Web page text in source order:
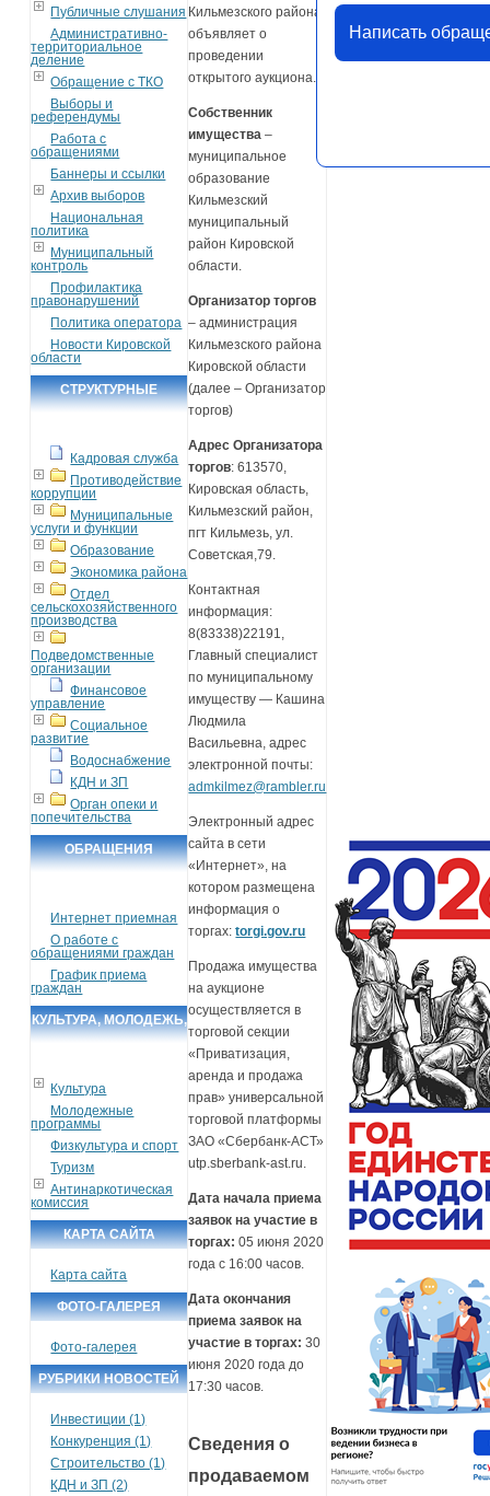
Публичные слушания
Административно-
территориальное
деление
Обращение с ТКО
Выборы и
референдумы
Работа с
обращениями
Баннеры и ссылки
Архив выборов
Национальная
политика
Муниципальный
контроль
Профилактика
правонарушений
Политика оператора
Новости Кировской
области
СТРУКТУРНЫЕ
Кадровая служба
Противодействие
коррупции
Муниципальные
услуги и функции
Образование
Экономика района
Отдел
сельскохозяйственного
производства
Подведомственные
организации
Финансовое
управление
Социальное
развитие
Водоснабжение
КДН и ЗП
Орган опеки и
попечительства
ОБРАЩЕНИЯ
Интернет приемная
О работе с
обращениями граждан
График приема
граждан
КУЛЬТУРА, МОЛОДЕЖЬ,
Культура
Молодежные
программы
Физкультура и спорт
Туризм
Антинаркотическая
комиссия
КАРТА САЙТА
Карта сайта
ФОТО-ГАЛЕРЕЯ
Фото-галерея
РУБРИКИ НОВОСТЕЙ
Инвестиции (1)
Конкуренция (1)
Строительство (1)
КДН и ЗП (2)
Кильмезского района
объявляет о
проведении
открытого аукциона.
Собственник
имущества–
муниципальное
образование
Кильмезский
муниципальный
район Кировской
области.
Организатор торгов
– администрация
Кильмезского района
Кировской области
(далее – Организатор
торгов)
Адрес Организатора
торгов: 613570,
Кировская область,
Кильмезский район,
пгт Кильмезь, ул.
Советская,79.
Контактная
информация:
8(83338)22191,
Главный специалист
по муниципальному
имуществу — Кашина
Людмила
Васильевна, адрес
электронной почты:
admkilmez@rambler.ru
Электронный адрес
сайта в сети
«Интернет», на
котором размещена
информация о
торгах:torgi.gov.ru
Продажа имущества
на аукционе
осуществляется в
торговой секции
«Приватизация,
аренда и продажа
прав» универсальной
торговой платформы
ЗАО «Сбербанк-АСТ»
utp.sberbank-ast.ru.
Дата начала приема
заявок на участие в
торгах:05 июня 2020
года с 16:00 часов.
Дата окончания
приема заявок на
участие в торгах:30
июня 2020 года до
17:30 часов.
Сведения о
продаваемом
Написать